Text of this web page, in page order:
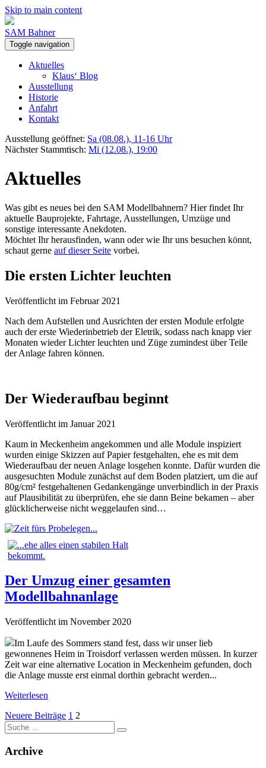
Skip to main content
SAM Bahner
Toggle navigation
Aktuelles
Klaus‘ Blog
Ausstellung
Historie
Anfahrt
Kontakt
Ausstellung geöffnet: Sa (08.08.), 11-16 Uhr
Nächster Stammtisch: Mi (12.08.), 19:00
Aktuelles
Was gibt es neues bei den SAM Modellbahnern? Hier findet Ihr
aktuelle Bauprojekte, Fahrtage, Ausstellungen, Umzüge und
sonstige interessante Anekdoten.
Möchtet Ihr herausfinden, wann oder wie Ihr uns besuchen könnt,
schaut gerne auf dieser Seite vorbei.
Die ersten Lichter leuchten
Veröffentlicht im Februar 2021
Nach dem Aufstellen und Ausrichten der ersten Module erfolgte
auch der erste Wiederinbetrieb der Eletrik, sodass nach knapp vier
Monaten wieder Lichter leuchten und Züge zumindest über Teile
der Anlage fahren können.
Der Wiederaufbau beginnt
Veröffentlicht im Januar 2021
Kaum in Meckenheim angekommen und alle Module inspiziert
wurden einige Skizzen auf Papier festgehalten, ehe es mit dem
Wiederaufbau der neuen Anlage losgehen konnte. Dafür wurden die
ausgesuchten Module zunächst auf dem Boden platziert, um die auf
80g/cm² festgehaltenen Gedankengänge unverbindlich in der Praxis
auf Plausibilität zu überprüfen, ehe sie dann Beine bekamen – aber
glücklicherweise nicht weggelaufen sind…
Der Umzug einer gesamten
Modellbahnanlage
Veröffentlicht im November 2020
Im Laufe des Sommers stand fest, dass wir unser lieb
gewonnenes Heim in Troisdorf verlassen werden müssen. In kurzer
Zeit war eine alternative Location in Meckenheim gefunden, doch
die Anlage musste erst einmal dorthin gebracht werden...
Weiterlesen
Seitennummerierung
der
Beiträge
Neuere Beiträge 1 2
Suche
nach:
Archive